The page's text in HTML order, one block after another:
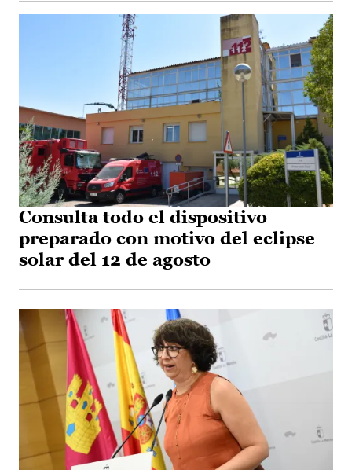
Consulta todo el dispositivo
preparado con motivo del eclipse
solar del 12 de agosto